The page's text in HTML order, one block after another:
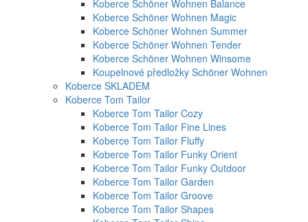
Koberce Schöner Wohnen Balance
Koberce Schöner Wohnen Magic
Koberce Schöner Wohnen Summer
Koberce Schöner Wohnen Tender
Koberce Schöner Wohnen Winsome
Koupelnové předložky Schöner Wohnen
Koberce SKLADEM
Koberce Tom Tailor
Koberce Tom Tailor Cozy
Koberce Tom Tailor Fine Lines
Koberce Tom Tailor Fluffy
Koberce Tom Tailor Funky Orient
Koberce Tom Tailor Funky Outdoor
Koberce Tom Tailor Garden
Koberce Tom Tailor Groove
Koberce Tom Tailor Shapes